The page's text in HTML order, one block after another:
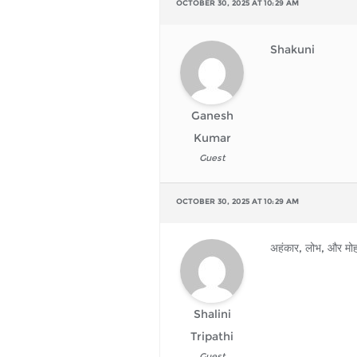
OCTOBER 30, 2025 AT 10:29 AM
Ganesh
Kumar
Guest
Shakuni
OCTOBER 30, 2025 AT 10:29 AM
Shalini
Tripathi
अहंकार, लोभ, और